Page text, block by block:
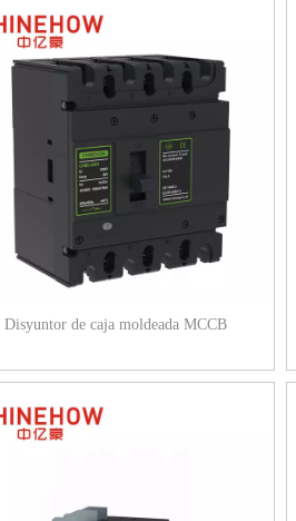
Disyuntor de caja moldeada MCCB